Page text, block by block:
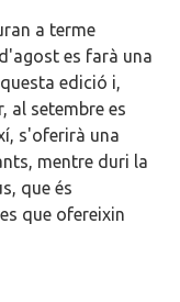
a terme
es farà una
edició i,
al setembre es
s'oferirà una
mentre duri la
que és
que ofereixin